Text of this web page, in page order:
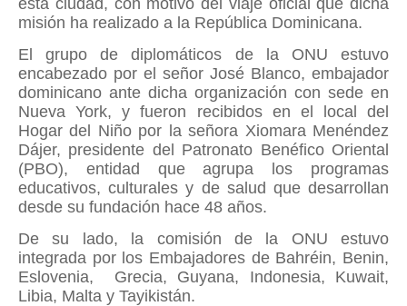
misión ha realizado a la República Dominicana.
El grupo de diplomáticos de la ONU estuvo
encabezado por el señor José Blanco, embajador
dominicano ante dicha organización con sede en
Nueva York, y fueron recibidos en el local del
Hogar del Niño por la señora Xiomara Menéndez
Dájer, presidente del Patronato Benéfico Oriental
(PBO), entidad que agrupa los programas
educativos, culturales y de salud que desarrollan
desde su fundación hace 48 años.
De su lado, la comisión de la ONU estuvo
integrada por los Embajadores de Bahréin, Benin,
Eslovenia, Grecia, Guyana, Indonesia, Kuwait,
Libia, Malta y Tayikistán.